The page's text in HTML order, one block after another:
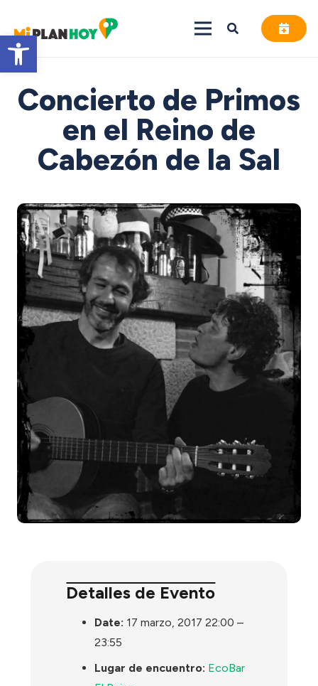
Abrir barra de herramientas
Concierto de Primos
en el Reino de
Cabezón de la Sal
Detalles de Evento
Date: 17 marzo, 2017 22:00 –
23:55
Lugar de encuentro: EcoBar